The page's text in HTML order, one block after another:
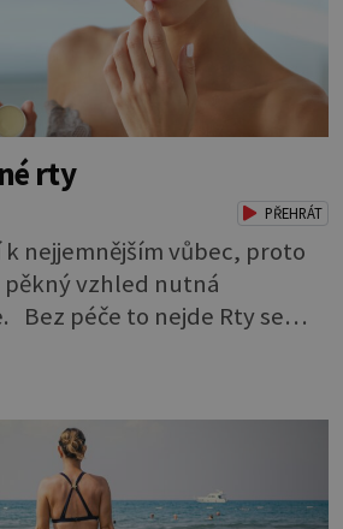
rty
PŘEHRÁT
nejjemnějším vůbec, proto
pěkný vzhled nutná
také mnohem tenčí
než ostatní pleť a pokožka.
mazové žlázy, proto jsou
a náchylné k
Balzám na rty je proto
pokud chce